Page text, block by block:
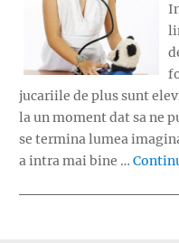
jucariile de plus sunt
la un moment dat sa ne
se termina lumea
a intra mai bine …